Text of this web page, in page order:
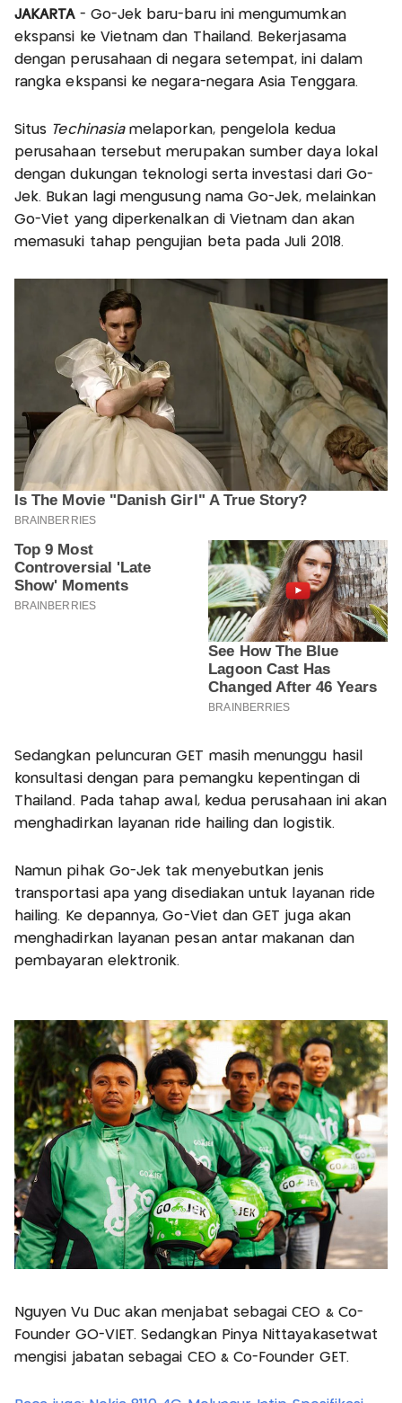
JAKARTA - Go-Jek baru-baru ini mengumumkan
ekspansi ke Vietnam dan Thailand. Bekerjasama
dengan perusahaan di negara setempat, ini dalam
rangka ekspansi ke negara-negara Asia Tenggara.
Situs Techinasiamelaporkan, pengelola kedua
perusahaan tersebut merupakan sumber daya lokal
dengan dukungan teknologi serta investasi dari Go-
Jek. Bukan lagi mengusung nama Go-Jek, melainkan
Go-Viet yang diperkenalkan di Vietnam dan akan
memasuki tahap pengujian beta pada Juli 2018.
Sedangkan peluncuran GET masih menunggu hasil
konsultasi dengan para pemangku kepentingan di
Thailand. Pada tahap awal, kedua perusahaan ini akan
menghadirkan layanan ride hailing dan logistik.
Namun pihak Go-Jek tak menyebutkan jenis
transportasi apa yang disediakan untuk layanan ride
hailing. Ke depannya, Go-Viet dan GET juga akan
menghadirkan layanan pesan antar makanan dan
pembayaran elektronik.
Nguyen Vu Duc akan menjabat sebagai CEO & Co-
Founder GO-VIET. Sedangkan Pinya Nittayakasetwat
mengisi jabatan sebagai CEO & Co-Founder GET.